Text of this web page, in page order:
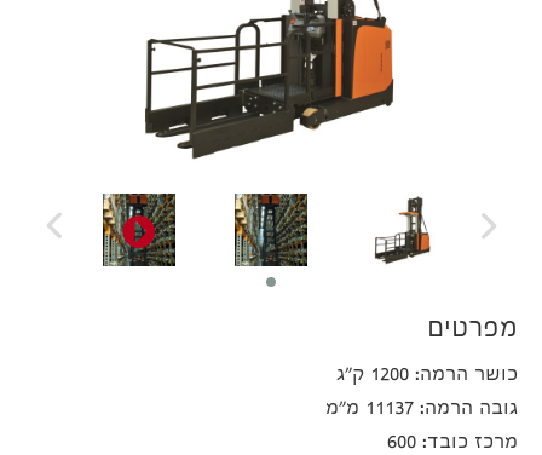
מפרטים
כושר הרמה: 1200 ק"ג
גובה הרמה: 11137 מ"מ
מרכז כובד: 600